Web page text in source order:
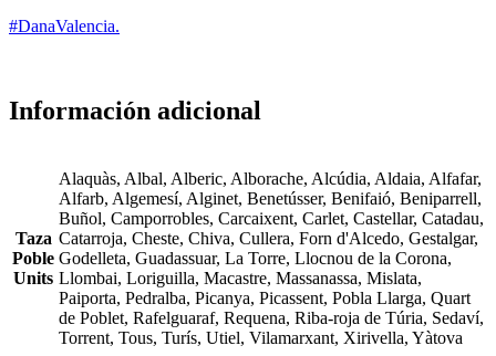
#DanaValencia.
Información adicional
Taza
Poble
Units
Alaquàs, Albal, Alberic, Alborache, Alcúdia, Aldaia, Alfafar,
Alfarb, Algemesí, Alginet, Benetússer, Benifaió, Beniparrell,
Buñol, Camporrobles, Carcaixent, Carlet, Castellar, Catadau,
Catarroja, Cheste, Chiva, Cullera, Forn d'Alcedo, Gestalgar,
Godelleta, Guadassuar, La Torre, Llocnou de la Corona,
Llombai, Loriguilla, Macastre, Massanassa, Mislata,
Paiporta, Pedralba, Picanya, Picassent, Pobla Llarga, Quart
de Poblet, Rafelguaraf, Requena, Riba-roja de Túria, Sedaví,
Torrent, Tous, Turís, Utiel, Vilamarxant, Xirivella, Yàtova